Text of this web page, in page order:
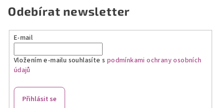
á
d
a
p
Odebírat newsletter
E-mail
Vložením e-mailu souhlasíte s podmínkami ochrany osobních
údajů
Přihlásit se